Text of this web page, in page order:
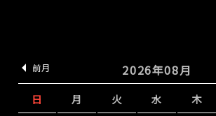
2026年08月
前月
日 月 火 水 木